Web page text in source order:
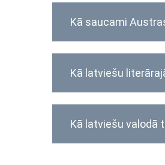
Kā saucami
Kā latviešu
Kā latviešu valodā